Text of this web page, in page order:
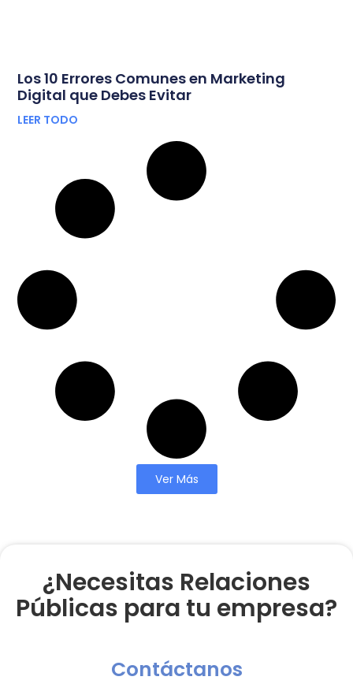
Los 10 Errores Comunes en Marketing
Digital que Debes Evitar
LEER TODO
Ver Más
¿Necesitas Relaciones
Públicas para tu empresa?
Contáctanos